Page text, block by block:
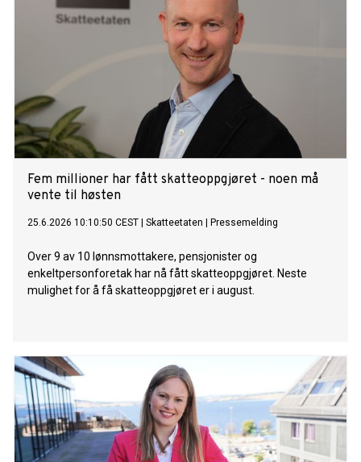
skaper ytterligere usikkerhet og heft rett før siste frist, sier
Rune Aale-Hansen, adm. direktør i Regnskap Norge.
Fem millioner har fått skatteoppgjøret - noen må
vente til høsten
25.6.2026 10:10:50 CEST Skatteetaten Pressemelding
Over 9 av 10 lønnsmottakere, pensjonister og
enkeltpersonforetak har nå fått skatteoppgjøret. Neste
mulighet for å få skatteoppgjøret er i august.